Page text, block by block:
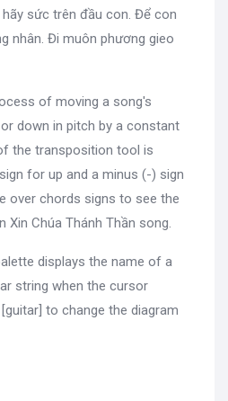
sức trên đầu con. Để con
nhân. Đi muôn phương gieo
of moving a song's
down in pitch by a constant
the transposition tool is
for up and a minus (-) sign
over chords signs to see the
Xin Chúa Thánh Thần song.
displays the name of a
string when the cursor
to change the diagram